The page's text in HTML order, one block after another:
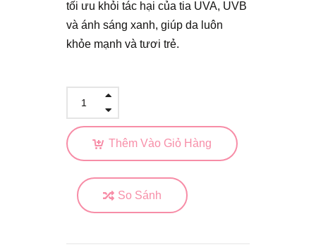
tối ưu khỏi tác hại của tia UVA, UVB
và ánh sáng xanh, giúp da luôn
khỏe mạnh và tươi trẻ.
Thêm Vào Giỏ Hàng
So Sánh